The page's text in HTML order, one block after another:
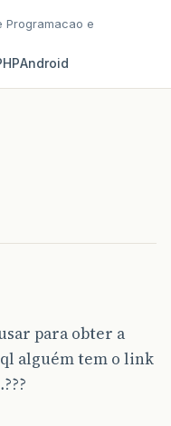
Programacao e
Android
para obter a
alguém tem o link